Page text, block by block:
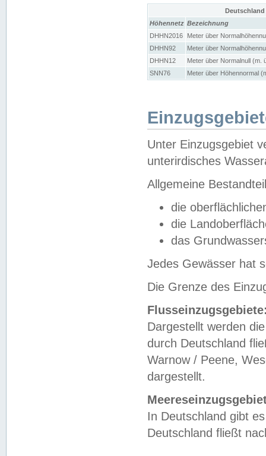
Höhennetz Bezeichnung
DHHN2016
Meter über
DHHN92
Meter über
DHHN12
Meter über Normalnull (m.
SNN76
Meter über Höhennormal
Unter Einzugsgebiet
unterirdisches
Allgemeine
die
die
das
Jedes Gewässer hat
Die Grenze des
Dargestellt werden
durch Deutschland
Warnow / Peene,
dargestellt.
In Deutschland gibt
Deutschland fließt